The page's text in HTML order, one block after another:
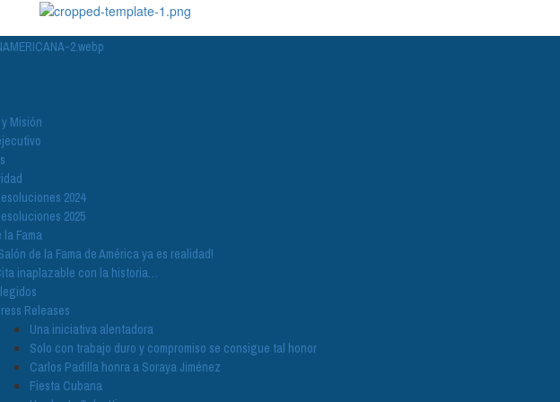
Misión
2024
2025
la Fama
de la Fama de América ya es realidad!
inaplazable con la historia…
Releases
Una iniciativa alentadora
Solo con trabajo duro y compromiso se consigue tal honor
Carlos Padilla honra a Soraya Jiménez
Fiesta Cubana